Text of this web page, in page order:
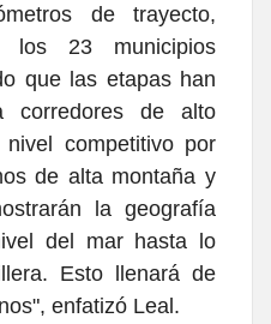
de trayecto,
los 23 municipios
que las etapas han
corredores de alto
competitivo por
de alta montaña y
la geografía
del mar hasta lo
Esto llenará de
enfatizó Leal.